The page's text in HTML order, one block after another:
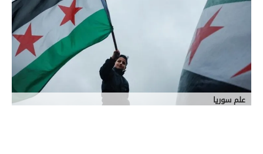
علم سوريا